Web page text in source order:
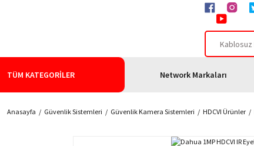
TÜM KATEGORİLER Network Markaları
Anasayfa Güvenlik Sistemleri Güvenlik Kamera Sistemleri HDCVI Ürünler